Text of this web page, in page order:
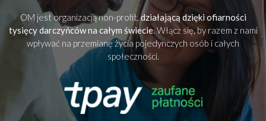
OM jest organizacją non-profit,działającą dzięki ofiarności
tysięcy darczyńców na całym świecie. Włącz się, by razem z nami
wpływać na przemianę życia pojedynczych osób i całych
społeczności.